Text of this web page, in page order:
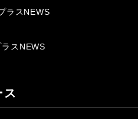
ラスNEWS
スNEWS
ス